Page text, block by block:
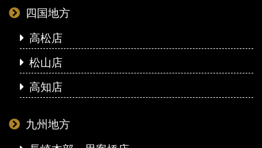
四国地方
高松店
松山店
高知店
九州地方